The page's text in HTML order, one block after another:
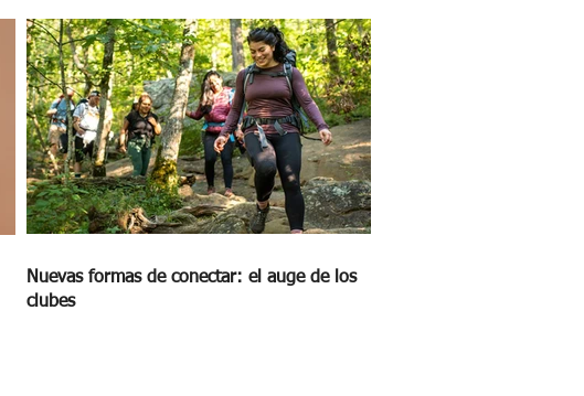
Nuevas formas de conectar: el auge de los
clubes